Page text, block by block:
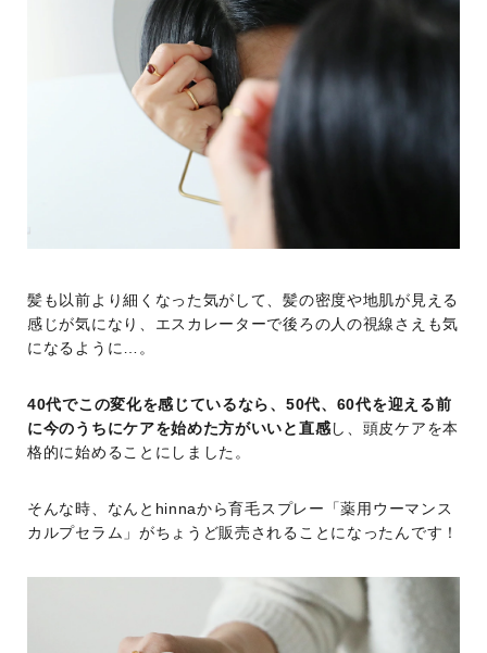
髪も以前より細くなった気がして、髪の密度や地肌が見える
感じが気になり、エスカレーターで後ろの人の視線さえも気
になるように…。
40代でこの変化を感じているなら、50代、60代を迎える前
に今のうちにケアを始めた方がいいと直感し、頭皮ケアを本
格的に始めることにしました。
そんな時、なんとhinnaから育毛スプレー「薬用ウーマンス
カルプセラム」がちょうど販売されることになったんです！